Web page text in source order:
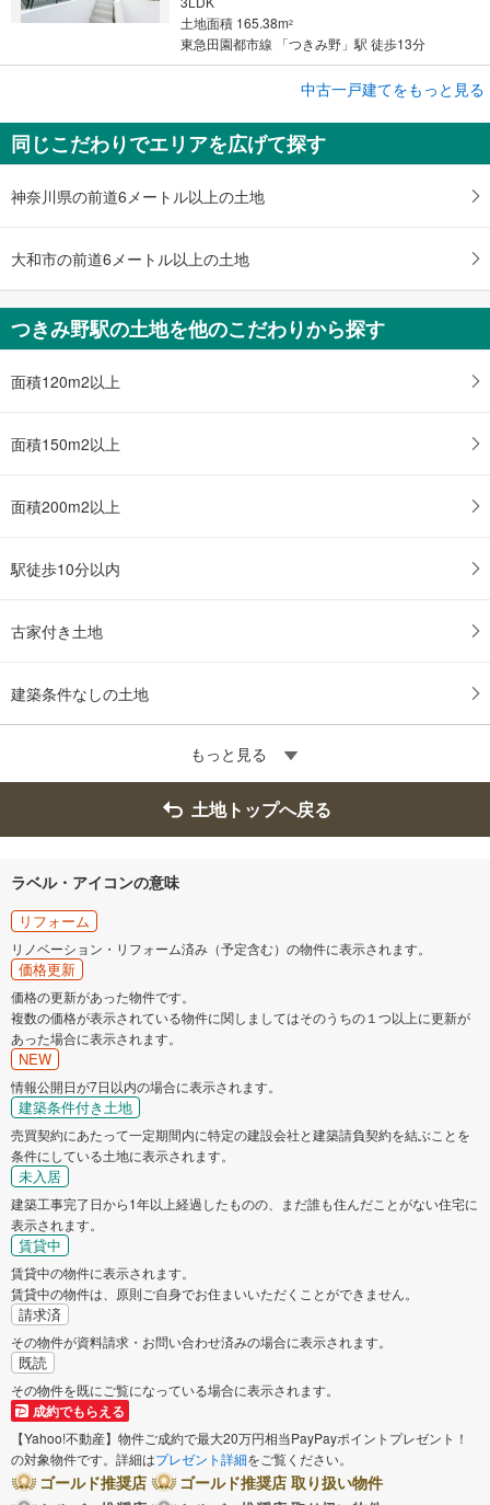
土地面積 165.38m2
東急田園都市線 「つきみ野」駅 徒歩13分
大和市つきみ野8丁目
4,899万円
3LDK
土地面積 165.38m
中古一戸建てをもっと見る
同じこだわりでエリアを広げて探す
神奈川県の前道6メートル以上の土地
大和市の前道6メートル以上の土地
つきみ野駅の土地を他のこだわりから探す
面積120m2以上
面積150m2以上
面積200m2以上
駅徒歩10分以内
古家付き土地
建築条件なしの土地
もっと見る
土地トップへ戻る
ラベル・アイコンの意味
リフォーム
リノベーション・リフォーム済み（予定含む）の物件に表示されます。
価格更新
価格の更新があった物件です。
複数の価格が表示されている物件に関しましてはそのうちの１つ以上に更新が
あった場合に表示されます。
NEW
情報公開日が7日以内の場合に表示されます。
建築条件付き土地
売買契約にあたって一定期間内に特定の建設会社と建築請負契約を結ぶことを
条件にしている土地に表示されます。
未入居
建築工事完了日から1年以上経過したものの、まだ誰も住んだことがない住宅に
表示されます。
賃貸中
賃貸中の物件に表示されます。
賃貸中の物件は、原則ご自身でお住まいいただくことができません。
請求済
その物件が資料請求・お問い合わせ済みの場合に表示されます。
既読
その物件を既にご覧になっている場合に表示されます。
成約でもらえる
【Yahoo!不動産】物件ご成約で最大20万円相当PayPayポイントプレゼント！
の対象物件です。詳細はプレゼント詳細をご覧ください。
ゴールド推奨店
ゴールド推奨店 取り扱い物件